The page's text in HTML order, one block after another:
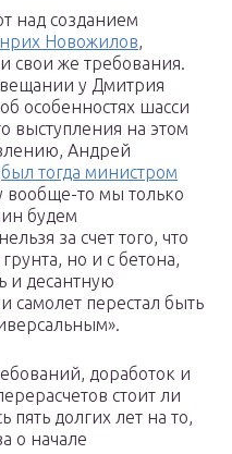
над созданием
Новожилов,
свои же требования.
у Дмитрия
особенностях шасси
выступления на этом
Андрей
был тогда министром
вообще-то мы только
будем
за счет того, что
но и с бетона,
и десантную
самолет перестал быть
доработок и
стоит ли
пять долгих лет на то,
о начале